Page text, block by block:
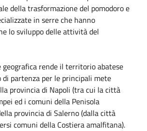
della trasformazione del pomodoro e
in serre che hanno
lo sviluppo delle attività del
geografica rende il territorio abatese
partenza per le principali mete
provincia di Napoli (tra cui la città
ed i comuni della Penisola
provincia di Salerno (dalla città
comuni della Costiera amalfitana).